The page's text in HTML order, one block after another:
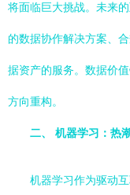
将面临巨大挑战。未来
的数据协作解决方案、
据资产的服务。数据价
方向重构。
二、 机器学习：热
机器学习作为驱动